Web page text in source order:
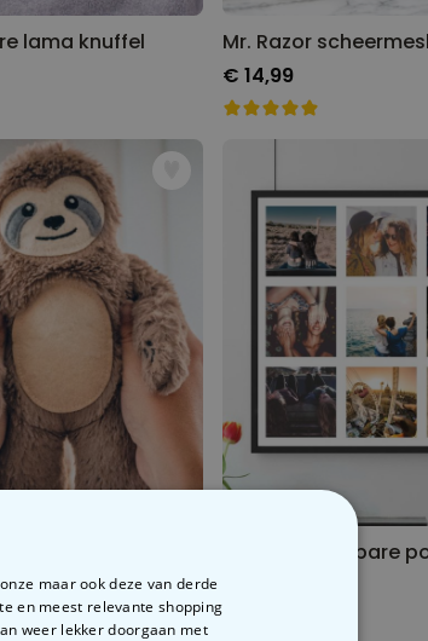
lama knuffel
Mr. Razor
€ 14,99
luiaard knuffel
maar ook deze van derde
en meest relevante shopping
weer lekker doorgaan met